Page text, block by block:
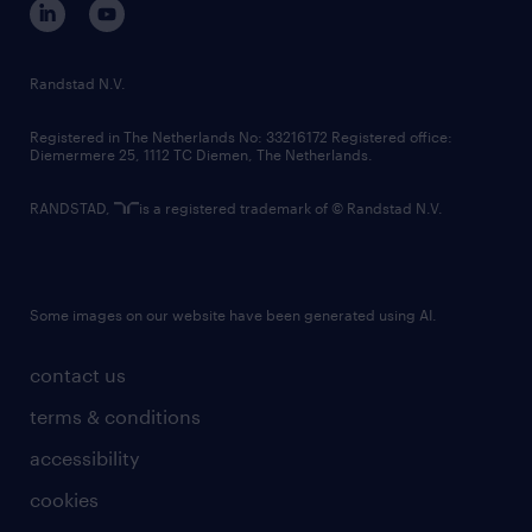
randstad innovation fund
country websites
contact us
terms & conditions
accessibility
cookies
Randstad N.V.
Registered in The Netherlands No: 33216172 Registered office:
Diemermere 25, 1112 TC Diemen, The Netherlands.
RANDSTAD, is a registered trademark of © Randstad N.V.
Some images on our website have been generated using AI.